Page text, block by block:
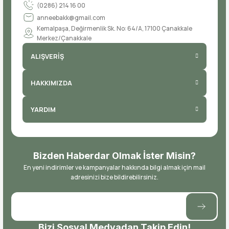
(0286) 214 16 00
anneebakk@gmail.com
Kemalpaşa, Değirmenlik Sk. No: 64/A, 17100 Çanakkale
Merkez/Çanakkale
ALIŞVERİŞ
HAKKIMIZDA
YARDIM
Bizden Haberdar Olmak İster Misin?
En yeni indirimler ve kampanyalar hakkında bilgi almak için mail
adresinizi bize bildirebilirsiniz.